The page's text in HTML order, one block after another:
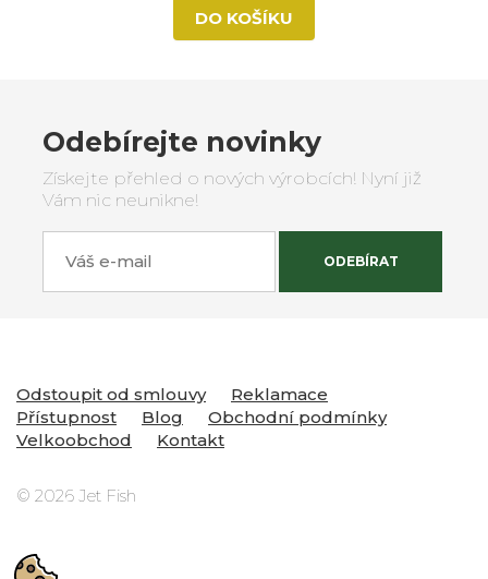
DO KOŠÍKU
Odebírejte novinky
Získejte přehled o nových výrobcích! Nyní již
Vám nic neunikne!
ODEBÍRAT
Odstoupit od smlouvy
Reklamace
Přístupnost
Blog
Obchodní podmínky
Velkoobchod
Kontakt
© 2026 Jet Fish